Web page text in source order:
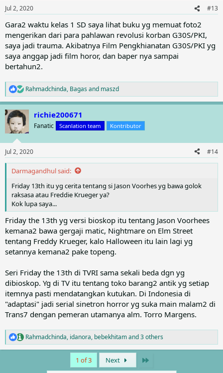
n
s
:
Jul 2, 2020 #13
Gara2 waktu kelas 1 SD saya lihat buku yg memuat foto2
mengerikan dari para pahlawan revolusi korban G30S/PKI,
saya jadi trauma. Akibatnya Film Pengkhianatan G30S/PKI yg
saya anggap jadi film horor, dan baper nya sampai
bertahun2.
R
e
a
c
t
i
n
s
:
Rahmadchinda, Bagasand maszd
richie200671
Fanatic Scanlation team Kontributor
Jul 2, 2020 #14
Darmagandhul said:
Friday 13th itu yg cerita tentang si Jason Voorhes yg bawa golok
raksasa atau Freddie Krueger ya?
Kok lupa saya...
Friday the 13th yg versi bioskop itu tentang Jason Voorhees
kemana2 bawa gergaji matic, Nightmare on Elm Street
tentang Freddy Krueger, kalo Halloween itu lain lagi yg
setannya kemana2 pake topeng.
Seri Friday the 13th di TVRI sama sekali beda dgn yg
dibioskop. Yg di TV itu tentang toko barang2 antik yg setiap
itemnya pasti mendatangkan kutukan. Di Indonesia di
"adaptasi" jadi serial sinetron horror yg suka main malam2 di
Trans7 dengan pemeran utamanya alm. Torro Margens.
R
e
Rahmadchinda, idanora, bebekhitamand 3 others
1 of 3 Next